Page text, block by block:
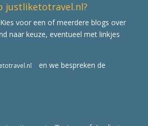
justliketotravel.nl?
voor een of meerdere blogs over
naar keuze, eventueel met linkjes
en we bespreken de